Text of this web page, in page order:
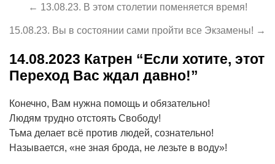
← 13.08.23. В этом столетии поменяется время!
15.08.23. Вы в состоянии сами пройти все Экзамены! →
14.08.2023 Катрен “Если хотите, этот
Переход Вас ждал давно!”
Конечно, Вам нужна помощь и обязательно!
Людям трудно отстоять Свободу!
Тьма делает всё против людей, сознательно!
Называется, «не зная брода, не лезьте в воду»!